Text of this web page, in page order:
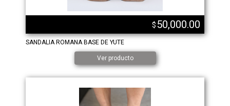
$ 50,000.00
SANDALIA ROMANA BASE DE YUTE
Ver producto